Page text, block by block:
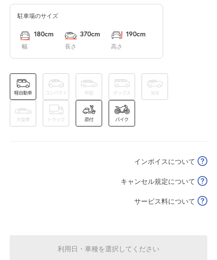
8月16日 (日) 休
8月17日 (月) 休
8月18日 (火) 休
駐車場のサイズ
幅
180cm
長さ
370cm
高さ
190cm
インボイスについて
キャンセル規定について
サービス料について
利用日・車種を選択してください